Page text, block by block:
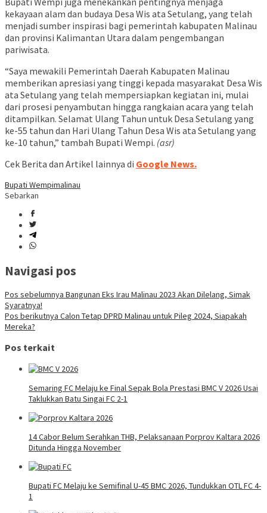
kekayaan alam dan budaya Desa Wis ata Setulang, yang telah
menjadi sumber inspirasi bagi pemerintah kabupaten Malinau
dan provinsi Kalimantan Utara dalam pengembangan
pariwisata.
“Saya mewakili Pemerintah Daerah Kabupaten Malinau
memberikan apresiasi yang tinggi kepada masyarakat Desa Wis
ata Setulang yang telah mempersiapkan kegiatan ini, mulai
dari prosesi penyambutan hingga rangkaian acara yang telah
ditampilkan. Selamat Ulang Tahun untuk Desa Setulang yang
ke-55 tahun dan Hari Ulang Tahun Desa Wis ata Setulang yang
ke-10 tahun,” tambah Bupati Wempi. (asr)
Cek Berita dan Artikel lainnya di Google News.
Bupati Wempimalinau
Sebarkan
Navigasi pos
Pos sebelumnya Bangunan Eks Irau Malinau 2023 Akan Dilelang, Simak
Syaratnya!
Pos berikutnya Calon Tetap DPRD Malinau untuk Pileg 2024, Siapakah
Mereka?
Pos terkait
Semaring FC Melaju ke Final Sepak Bola Prestasi BMC V 2026 Usai
Taklukkan Batu Singai FC 2-1
14 Cabor Belum Serahkan THB, Pelaksanaan Porprov Kaltara 2026
Ditunda Hingga November
Bupati FC Melaju ke Semifinal U-45 BMC 2026, Tundukkan OTL FC 4-
1